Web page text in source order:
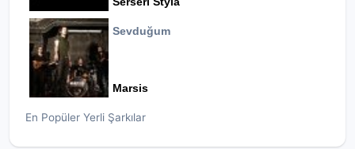
Sevduğum
Marsis
En Popüler Yerli Şarkılar